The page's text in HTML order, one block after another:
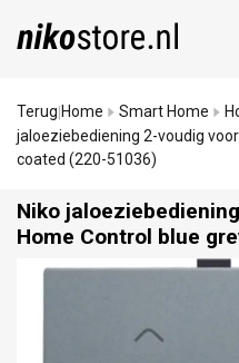
Terug Home Smart Home
jaloeziebediening 2-voudig
coated (220-51036)
Niko
Home Control blue